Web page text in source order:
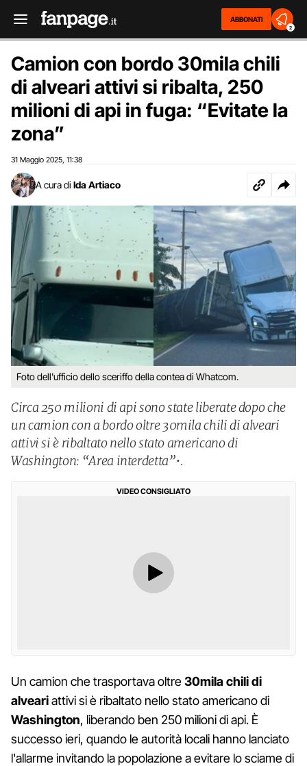
ABBONATI
2
Camion con bordo 30mila chili
di alveari attivi si ribalta, 250
milioni di api in fuga: “Evitate la
zona”
31 Maggio 2025 11:38
A cura di Ida Artiaco
Foto dell'ufficio dello sceriffo della contea di Whatcom.
Circa 250 milioni di api sono state liberate dopo che
un camion con a bordo oltre 30mila chili di alveari
attivi si è ribaltato nello stato americano di
Washington: “Area interdetta”•.
VIDEO CONSIGLIATO
Un camion che trasportava oltre30milachilidi
alveariattivi si è ribaltato nello stato americano di
Washington, liberando ben 250 milioni di api. È
successo ieri, quando le autorità locali hanno lanciato
l'allarme invitando la popolazione a evitare lo sciame di